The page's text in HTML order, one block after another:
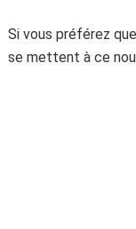
Si vous préférez
se mettent à ce